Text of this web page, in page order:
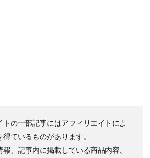
の一部記事にはアフィリエイトによ
得ているものがあります。
、記事内に掲載している商品内容、